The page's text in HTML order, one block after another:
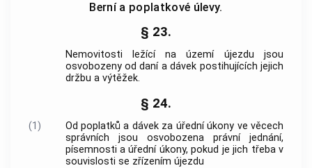
Berní a poplatkové úlevy.
§ 23.
Nemovitosti ležící na území újezdu jsou
osvobozeny od daní a dávek postihujících jejich
držbu a výtěžek.
§ 24.
(1)
Od poplatků a dávek za úřední úkony ve věcech
správních jsou osvobozena právní jednání,
písemnosti a úřední úkony, pokud je jich třeba v
souvislosti se zřízením újezdu